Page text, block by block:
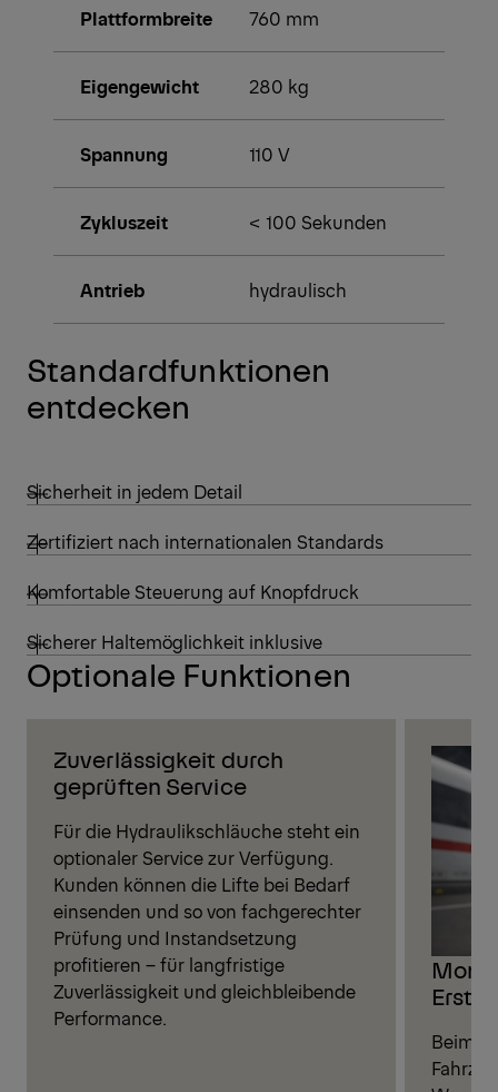
Plattformbreite 760 mm
Eigengewicht 280 kg
Spannung 110 V
Zykluszeit < 100 Sekunden
Antrieb hydraulisch
Standardfunktionen
entdecken
Sicherheit in jedem Detail
Zertifiziert nach internationalen Standards
Komfortable Steuerung auf Knopfdruck
Sicherer Haltemöglichkeit inklusive
Optionale Funktionen
Zuverlässigkeit durch
geprüften Service
Für die Hydraulikschläuche steht ein
optionaler Service zur Verfügung.
Kunden können die Lifte bei Bedarf
einsenden und so von fachgerechter
Prüfung und Instandsetzung
profitieren – für langfristige
Zuverlässigkeit und gleichbleibende
Performance.
Beim